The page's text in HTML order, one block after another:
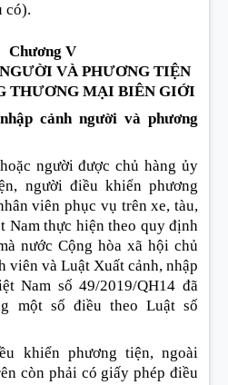
có).
Chương V
VÀ PHƯƠNG TIỆN
THƯƠNG MẠI BIÊN GIỚI
cảnh người và phương
người được chủ hàng ủy
người điều khiển phương
viên phục vụ trên xe, tàu,
Nam thực hiện theo quy định
nước Cộng hòa xã hội chủ
viên và Luật Xuất cảnh, nhập
Nam số 49/2019/QH14 đã
một số điều theo Luật số
khiển phương tiện, ngoài
còn phải có giấy phép điều